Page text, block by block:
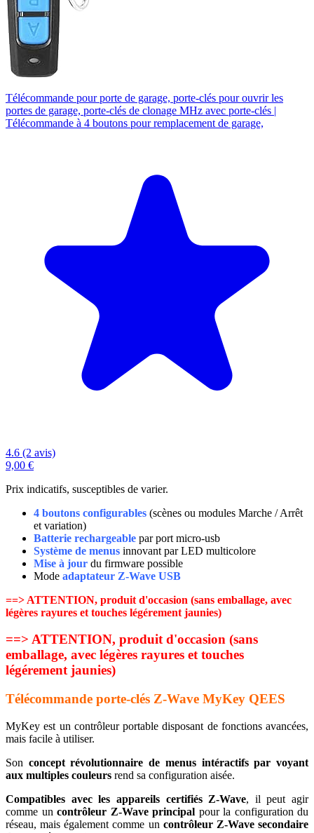
Télécommande pour porte de garage, porte-clés pour ouvrir les
portes de garage, porte-clés de clonage MHz avec porte-clés |
Télécommande à 4 boutons pour remplacement de garage,
4.6 (2 avis)
9,00 €
Prix indicatifs, susceptibles de varier.
4 boutons configurables (scènes ou modules Marche / Arrêt
et variation)
Batterie rechargeable par port micro-usb
Système de menus innovant par LED multicolore
Mise à jour du firmware possible
Mode adaptateur Z-Wave USB
==> ATTENTION, produit d'occasion (sans emballage, avec
légères rayures et touches légérement jaunies)
==> ATTENTION, produit d'occasion (sans
emballage, avec légères rayures et touches
légérement jaunies)
Télécommande porte-clés Z-Wave MyKey QEES
MyKey est un contrôleur portable disposant de fonctions avancées,
mais facile à utiliser.
Son concept révolutionnaire de menus intéractifs par voyant
aux multiples couleurs rend sa configuration aisée.
Compatibles avec les appareils certifiés Z-Wave, il peut agir
comme un contrôleur Z-Wave principal pour la configuration du
réseau, mais également comme un contrôleur Z-Wave secondaire